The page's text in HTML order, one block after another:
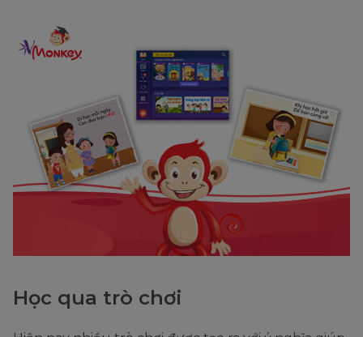
Học qua trò chơi